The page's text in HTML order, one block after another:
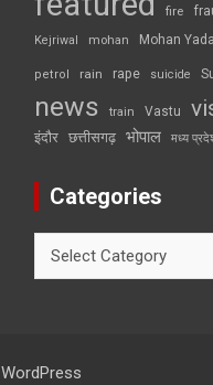
fire
Kejriwal mohan Mohan
petrol rain rape suicide
news
train Vastu
इंदौर छत्तीसगढ़ भोपाल मध्य
Categories
WordPress